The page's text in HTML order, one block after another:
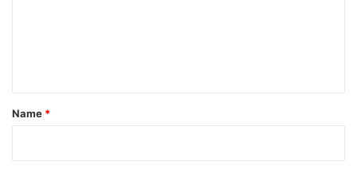
*
Name *